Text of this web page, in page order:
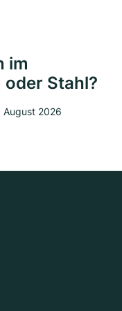
im
Stahl?
August 2026